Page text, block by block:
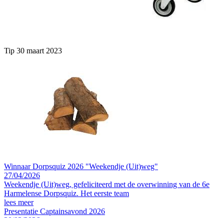
Tip 30 maart 2023
Winnaar Dorpsquiz 2026 "Weekendje (Uit)weg"
27/04/2026
Weekendje (Uit)weg, gefeliciteerd met de overwinning van de 6e
Harmelense Dorpsquiz. Het eerste team
lees meer
Presentatie Captainsavond 2026